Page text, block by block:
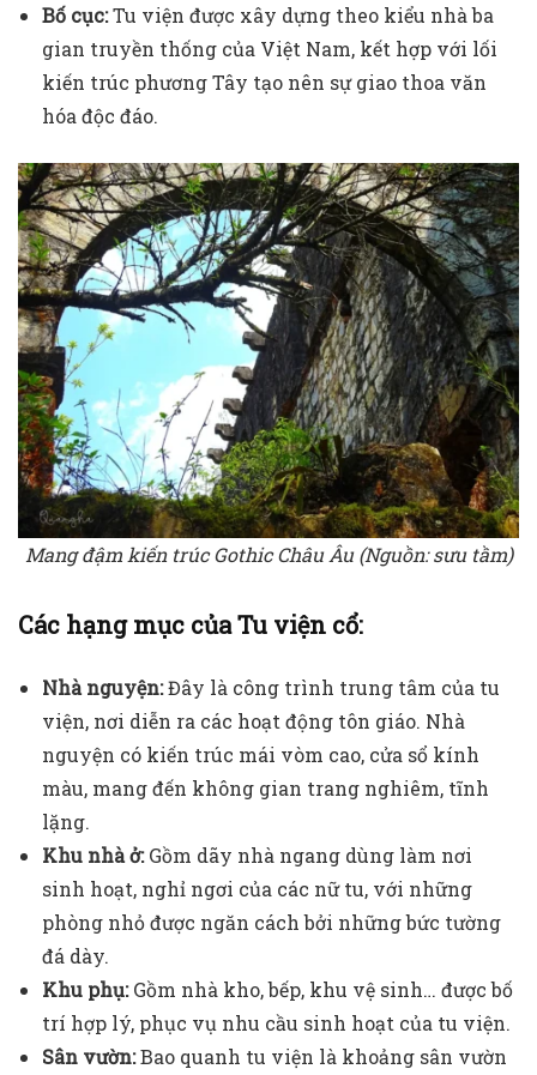
Bố cục:Tu viện được xây dựng theo kiểu nhà ba
gian truyền thống của Việt Nam, kết hợp với lối
kiến trúc phương Tây tạo nên sự giao thoa văn
hóa độc đáo.
Mang đậm kiến trúc Gothic Châu Âu (Nguồn: sưu tầm)
Các hạng mục của Tu viện cổ:
Nhà nguyện:Đây là công trình trung tâm của tu
viện, nơi diễn ra các hoạt động tôn giáo. Nhà
nguyện có kiến trúc mái vòm cao, cửa sổ kính
màu, mang đến không gian trang nghiêm, tĩnh
lặng.
Khu nhà ở:Gồm dãy nhà ngang dùng làm nơi
sinh hoạt, nghỉ ngơi của các nữ tu, với những
phòng nhỏ được ngăn cách bởi những bức tường
đá dày.
Khu phụ:Gồm nhà kho, bếp, khu vệ sinh… được bố
trí hợp lý, phục vụ nhu cầu sinh hoạt của tu viện.
Sân vườn:Bao quanh tu viện là khoảng sân vườn